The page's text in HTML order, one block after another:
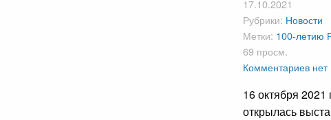
17.10.2021
Рубрики: Новости
Метки: 100-летию
69 просм.
Комментариев нет
16 октября 2021
открылась